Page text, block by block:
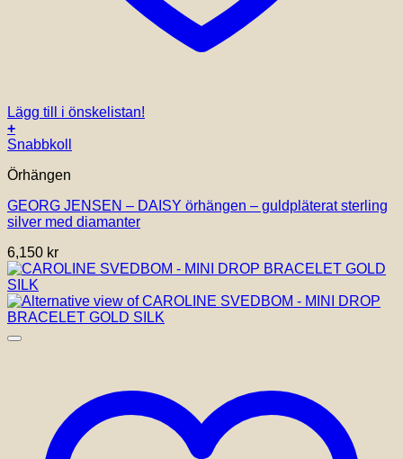
Lägg till i önskelistan!
+
Snabbkoll
Örhängen
GEORG JENSEN – DAISY örhängen – guldpläterat sterling
silver med diamanter
6,150 kr